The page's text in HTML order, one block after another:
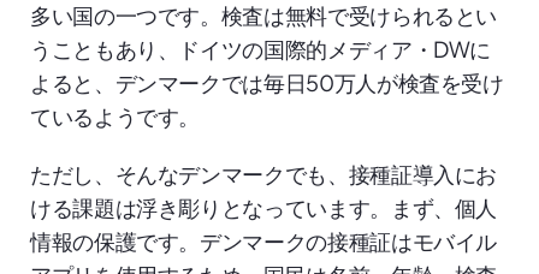
多い国の一つです。検査は無料で受けられるとい
うこともあり、ドイツの国際的メディア・DWに
よると、デンマークでは毎日50万人が検査を受け
ているようです。
ただし、そんなデンマークでも、接種証導入にお
ける課題は浮き彫りとなっています。まず、個人
情報の保護です。デンマークの接種証はモバイル